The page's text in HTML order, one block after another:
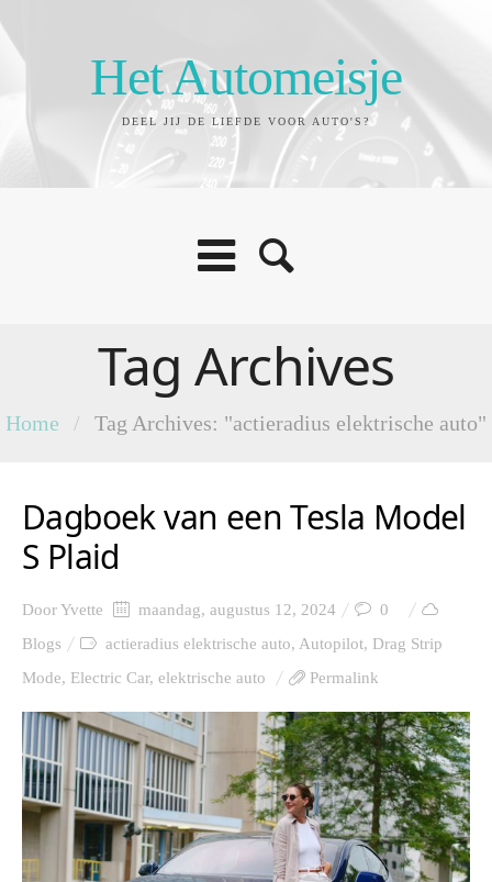
Het Automeisje
DEEL JIJ DE LIEFDE VOOR AUTO'S?
Tag Archives
Home / Tag Archives: "actieradius elektrische auto"
Dagboek van een Tesla Model
S Plaid
DoorYvette maandag, augustus 12, 2024
0
Blogs
actieradius elektrische auto, Autopilot, Drag Strip
Mode, Electric Car, elektrische auto Permalink